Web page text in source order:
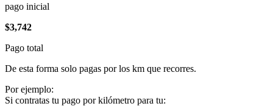
pago inicial
$3,742
Pago total
De esta forma solo pagas por los km que recorres.
Por ejemplo:
Si contratas tu pago por kilómetro para tu: